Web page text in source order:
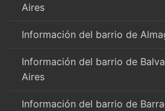
Aires
Información del barrio de
Información del barrio de
Aires
Información del barrio de